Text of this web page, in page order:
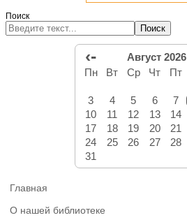
Поиск
Поиск
‹- Август 2026
Пн Вт Ср Чт Пт
3
4 5 6 7
10
11 12 13 14
17
18 19 20 21
24
25 26 27 28
31
Главная
О нашей библиотеке